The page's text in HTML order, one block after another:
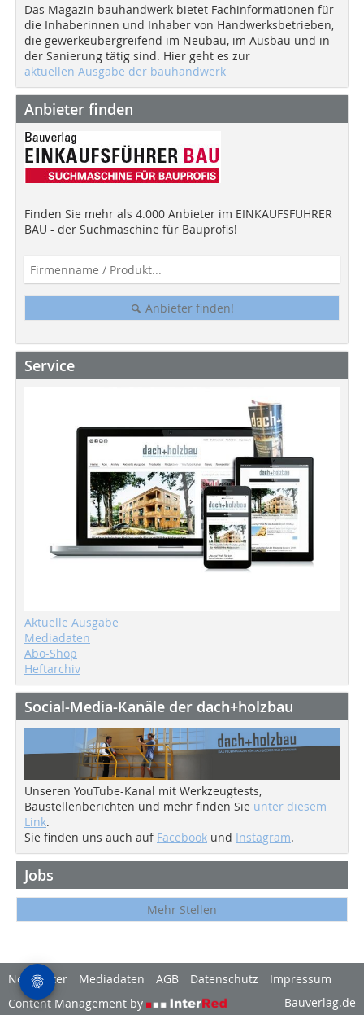
Das Magazin bauhandwerk bietet Fachinformationen für
die Inhaberinnen und Inhaber von Handwerksbetrieben,
die gewerkeübergreifend im Neubau, im Ausbau und in
der Sanierung tätig sind. Hier geht es zur
aktuellen Ausgabe der bauhandwerk
Anbieter finden
Finden Sie mehr als 4.000 Anbieter im EINKAUFSFÜHRER
BAU - der Suchmaschine für Bauprofis!
Anbieter finden!
Service
Aktuelle Ausgabe
Mediadaten
Abo-Shop
Heftarchiv
Social-Media-Kanäle der dach+holzbau
Unseren YouTube-Kanal mit Werkzeugtests,
Baustellenberichten und mehr finden Sie unter diesem
Link.
Sie finden uns auch auf Facebook und Instagram.
Jobs
Mehr Stellen
Newsletter Mediadaten AGB Datenschutz
Impressum
Content Management by
Bauverlag.de